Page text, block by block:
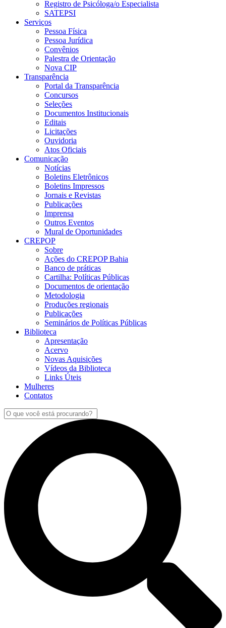
Registro de Psicóloga/o Especialista
SATEPSI
Serviços
Pessoa Física
Pessoa Jurídica
Convênios
Palestra de Orientação
Nova CIP
Transparência
Portal da Transparência
Concursos
Seleções
Documentos Institucionais
Editais
Licitações
Ouvidoria
Atos Oficiais
Comunicação
Notícias
Boletins Eletrônicos
Boletins Impressos
Jornais e Revistas
Publicações
Imprensa
Outros Eventos
Mural de Oportunidades
CREPOP
Sobre
Ações do CREPOP Bahia
Banco de práticas
Cartilha: Políticas Públicas
Documentos de orientação
Metodologia
Produções regionais
Publicações
Seminários de Políticas Públicas
Biblioteca
Apresentação
Acervo
Novas Aquisições
Vídeos da Biblioteca
Links Úteis
Mulheres
Contatos